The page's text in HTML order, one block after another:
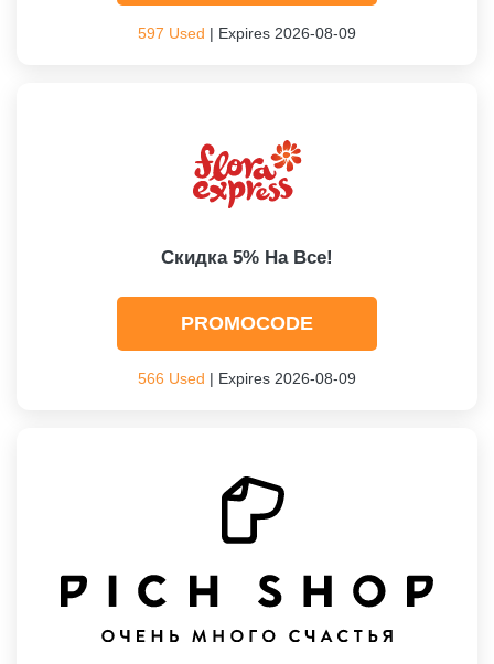
597 Used | Expires 2026-08-09
Скидка 5% На Все!
PROMOCODE
566 Used | Expires 2026-08-09